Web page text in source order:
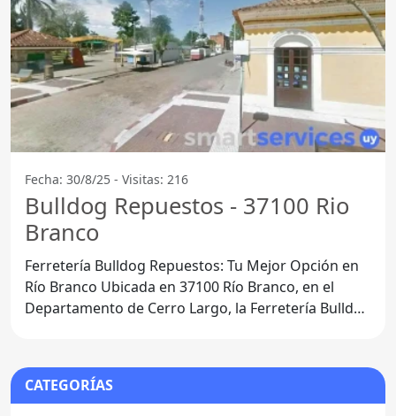
Fecha: 30/8/25 - Visitas: 216
Bulldog Repuestos - 37100 Rio
Branco
Ferretería Bulldog Repuestos: Tu Mejor Opción en
Río Branco Ubicada en 37100 Río Branco, en el
Departamento de Cerro Largo, la Ferretería Bulldog
CATEGORÍAS